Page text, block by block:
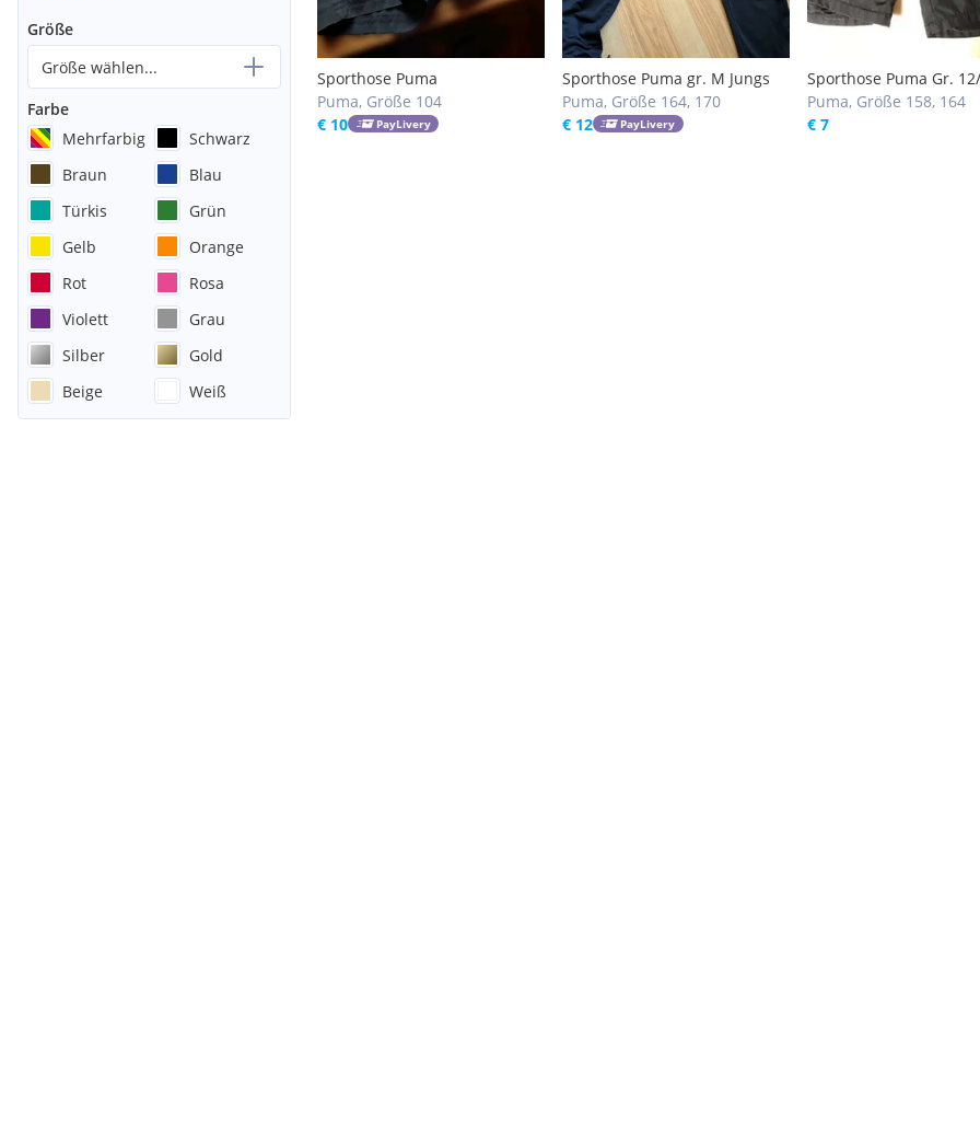
Größe
Größe wählen...
Farbe
Mehrfarbig
Schwarz
Braun
Blau
Türkis
Grün
Gelb
Orange
Rot
Rosa
Violett
Grau
Silber
Gold
Beige
Weiß
Sporthose Puma
Puma, Größe 104
€ 10
PayLivery
Sporthose Puma gr. M Jungs
Puma, Größe 164, 170
€ 12
PayLivery
Sporthose Puma Gr.
Puma, Größe 158, 164
€ 7